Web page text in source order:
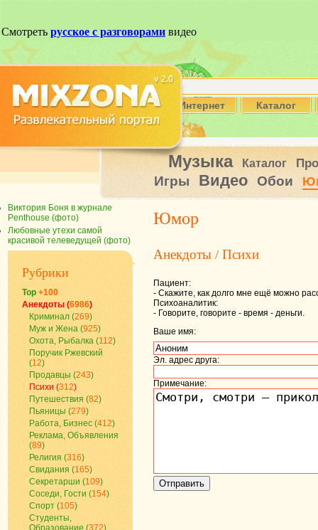
Интернет Каталог
Музыка Каталог
Игры Видео Обои
Виктория Боня в журнале
Penthouse (фото)
Любовные утехи самой
красивой телеведущей (фото)
Рубрики
Top +100
Анекдоты (6986)
Криминал (269)
Муж и Жена (925)
Охота, Рыбалка (112)
Поручик Ржевский
(12)
Продавцы (243)
Психи (312)
Путешествия (82)
Пьяницы (279)
Работа, Бизнес (412)
Реклама, Объявления
(89)
Религия (316)
Свидания (165)
Секретарши (109)
Соседи, Гости (154)
Спорт (105)
Студенты,
Образование (372)
Юмор
Анекдоты / Психи
Пациент:
- Скажите, как долго мне ещё можно
Психоаналитик:
- Говорите, говорите - время - деньги.
Ваше имя:
Эл. адрес друга:
Примечание: